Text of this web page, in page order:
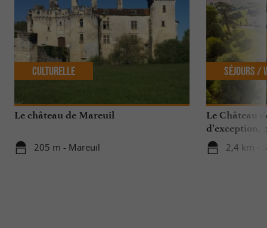
Le château de Mareuil
205 m - Mareuil
Culturelle
Le Château
d’exception,
2,4 km -
Séjours /